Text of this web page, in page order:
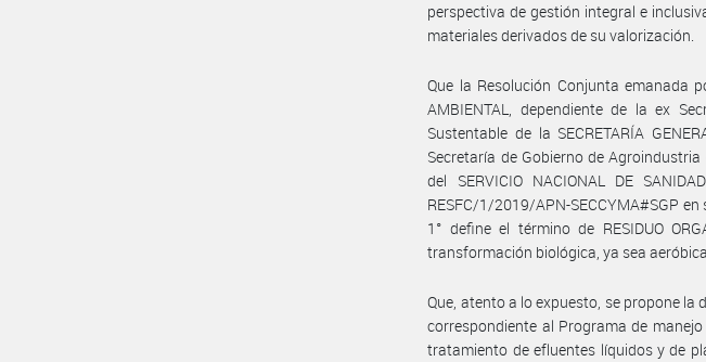
perspectiva de gestión integral e
materiales derivados de su valorización.
Que la Resolución Conjunta emanada
AMBIENTAL, dependiente de la ex
Sustentable de la SECRETARÍA
Secretaría de Gobierno de
del SERVICIO NACIONAL DE
RESFC/1/2019/APN-SECCYMA#SGP
1° define el término de RESIDUO
transformación biológica, ya sea
Que, atento a lo expuesto, se propone
correspondiente al Programa de
tratamiento de efluentes líquidos y de